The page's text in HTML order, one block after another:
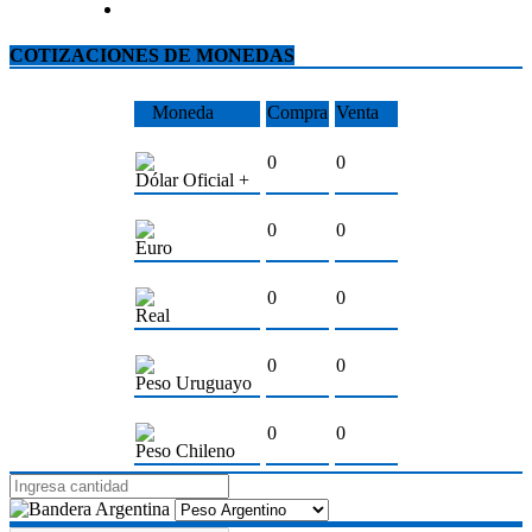
COTIZACIONES DE MONEDAS
Moneda Compra Venta
Dólar Oficial +
0 0
Euro
0 0
Real
0 0
Peso Uruguayo
0 0
Peso Chileno
0 0